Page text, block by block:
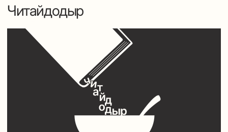
Спрашивали – отвечаем! Запускаю постоянную рубрику
#спросиуклейна. Вы можете присылать
свои вопросы, которые я мог бы осветить
более 3 минут. И тут встает вопрос: можно
и нужно ли разговор о литературе упаковывать
в динамичный формат коротких видео?
Мне кажется, что и можно, и нужно.
Мастерская мышления